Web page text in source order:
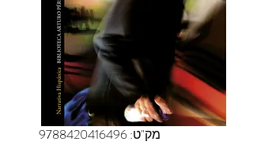
מק"ט: 9788420416496